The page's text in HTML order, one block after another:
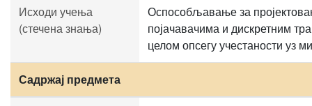
Исходи учења
(стечена знања)
Оспособљавање за
појачавачима и дискретним
целом опсегу учестаности уз
Садржај предмета